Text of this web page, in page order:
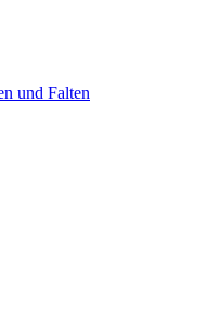
und Falten